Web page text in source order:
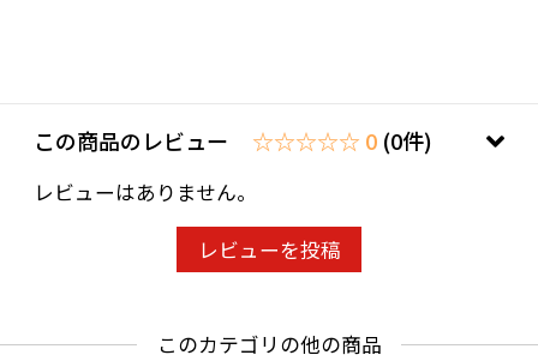
この商品のレビュー ☆☆☆☆☆ 0 (0件)
レビューはありません。
レビューを投稿
このカテゴリの他の商品